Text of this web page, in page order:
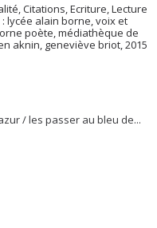
,Citations,Ecriture,Lecture
lycée alain borne,voix et
poète,médiathèque de
aknin, geneviève briot,2015
/ les passer au bleu de...